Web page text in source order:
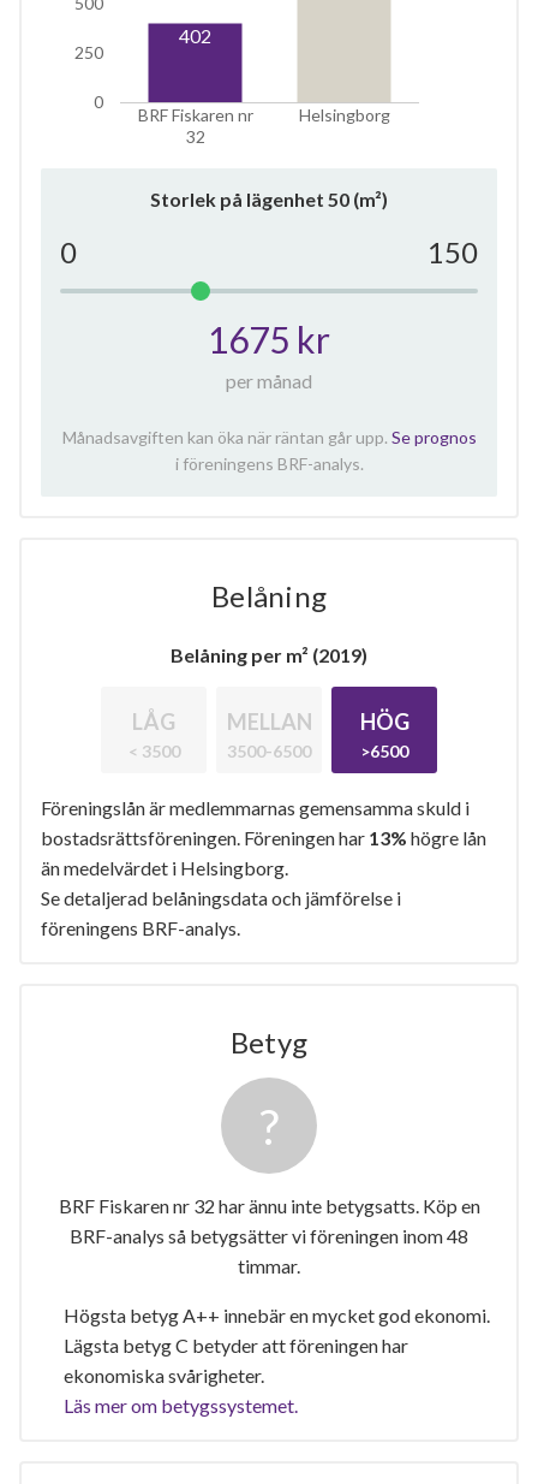
BRF Fiskaren nr
32
Helsingborg
0
250
402
Storlek på lägenhet 50 (m²)
0 150
1675 kr
per månad
Månadsavgiften kan öka när räntan går upp. Se prognos
i föreningens BRF-analys.
Belåning
Belåning per m² (2019)
LÅG
< 3500
MELLAN
3500-6500
HÖG
>6500
Föreningslån är medlemmarnas gemensamma skuld i
bostadsrättsföreningen. Föreningen har 13% högre lån
än medelvärdet i Helsingborg.
Se detaljerad belåningsdata och jämförelse i
föreningens BRF-analys.
Betyg
BRF Fiskaren nr 32 har ännu inte betygsatts. Köp en
BRF-analys så betygsätter vi föreningen inom 48
timmar.
Högsta betyg A++ innebär en mycket god ekonomi.
Lägsta betyg C betyder att föreningen har
ekonomiska svårigheter.
Läs mer om betygssystemet.